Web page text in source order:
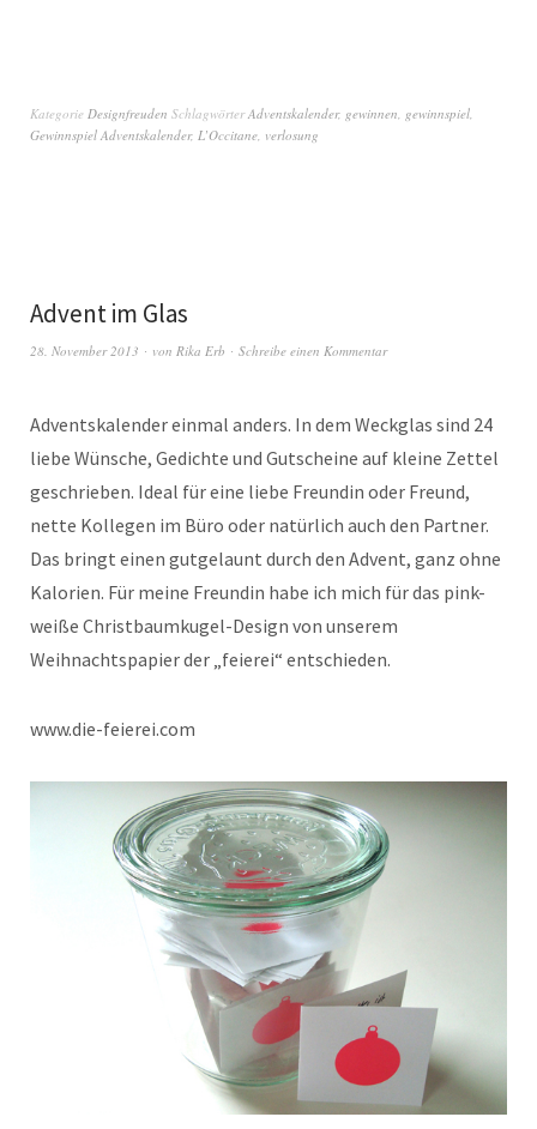
Kategorie Designfreuden SchlagwörterAdventskalender, gewinnen gewinnspiel
Gewinnspiel Adventskalender, L’Occitane verlosung
Advent im Glas
28. November 2013 von Rika Erb Schreibe einen Kommentar
Adventskalender einmal anders. In dem Weckglas sind 24
liebe Wünsche, Gedichte und Gutscheine auf kleine Zettel
geschrieben. Ideal für eine liebe Freundin oder Freund,
nette Kollegen im Büro oder natürlich auch den Partner.
Das bringt einen gutgelaunt durch den Advent, ganz ohne
Kalorien. Für meine Freundin habe ich mich für das pink-
weiße Christbaumkugel-Design von unserem
Weihnachtspapier der „feierei“ entschieden.
www.die-feierei.com